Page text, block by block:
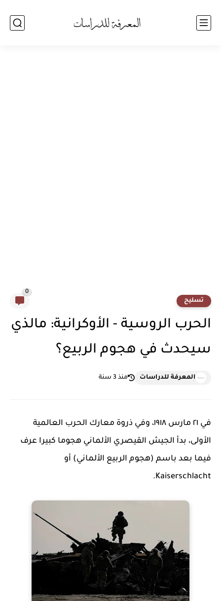
تسليح
0
الحرب الروسية - الأوكرانية: مالذي
سيحدث في هجوم الربيع؟
المعرفة للدراسات منذ 3 سنة
في ٢١ مارس ١٩١٨، وفي ذروة معارك الحرب العالمية
الأولى، بدأ الجيش القيصري الألماني هجوما كبيرا عرف
فيما بعد باسم (هجوم الربيع الألماني) أو
Kaiserschlacht.